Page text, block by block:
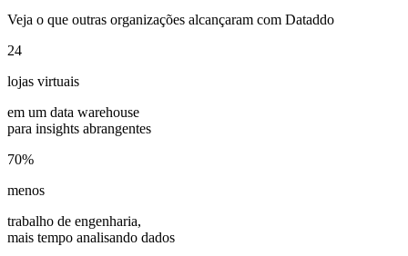
Veja o que outras organizações alcançaram com Dataddo
24
lojas virtuais
em um data warehouse
para insights abrangentes
70%
menos
trabalho de engenharia,
mais tempo analisando dados